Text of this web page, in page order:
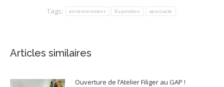
Tags:
environnement Exposition spectacle
Articles similaires
Ouverture de l’Atelier Filiger au GAP !